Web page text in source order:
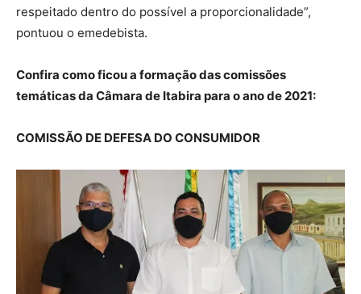
respeitado dentro do possível a proporcionalidade”,
pontuou o emedebista.
Confira como ficou a formação das comissões
temáticas da Câmara de Itabira para o ano de 2021:
COMISSÃO DE DEFESA DO CONSUMIDOR